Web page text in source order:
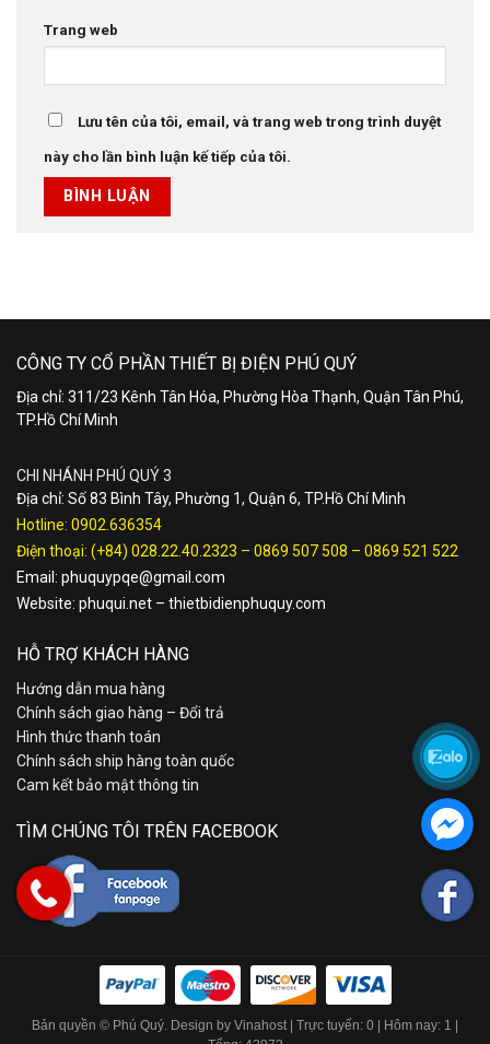
Trang web
Lưu tên của tôi, email, và trang web trong trình duyệt
này cho lần bình luận kế tiếp của tôi.
CÔNG TY CỔ PHẦN THIẾT BỊ ĐIỆN PHÚ QUÝ
Địa chỉ: 311/23 Kênh Tân Hóa, Phường Hòa Thạnh, Quận Tân Phú,
TP.Hồ Chí Minh
CHI NHÁNH PHÚ QUÝ 3
Địa chỉ: Số 83 Bình Tây, Phường 1, Quận 6, TP.Hồ Chí Minh
Hotline: 0902.636354
Điện thoại: (+84) 028.22.40.2323 – 0869 507 508 – 0869 521 522
Email: phuquypqe@gmail.com
Website: phuqui.net – thietbidienphuquy.com
HỖ TRỢ KHÁCH HÀNG
Hướng dẫn mua hàng
Chính sách giao hàng – Đổi trả
Hình thức thanh toán
Chính sách ship hàng toàn quốc
Cam kết bảo mật thông tin
TÌM CHÚNG TÔI TRÊN FACEBOOK
Bản quyền © Phú Quý. Design by Vinahost | Trực tuyến: 0 | Hôm nay: 1 |